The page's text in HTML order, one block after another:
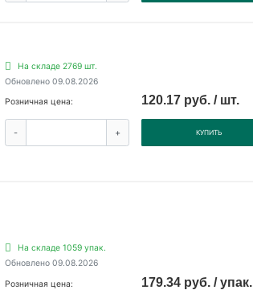
На складе 2769 шт.
Обновлено 09.08.2026
Розничная цена:
120.17 руб. / шт.
- + КУПИТЬ
На складе 1059 упак.
Обновлено 09.08.2026
Розничная цена:
179.34 руб. / упак.